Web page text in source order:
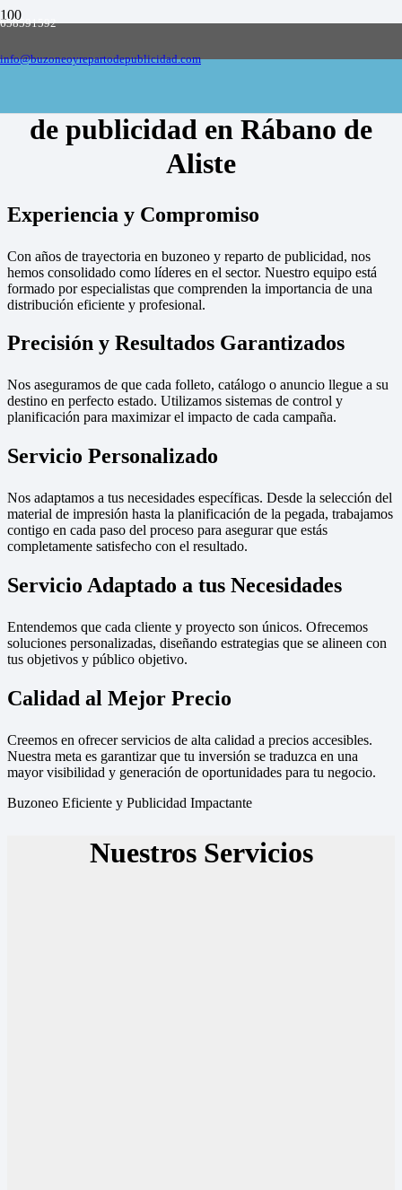
658591592
info@buzoneoyrepartodepublicidad.com
Empresa de buzoneo y reparto de publicidad
de publicidad en Rábano de
Aliste
Experiencia y Compromiso
Con años de trayectoria en buzoneo y reparto de publicidad, nos
hemos consolidado como líderes en el sector. Nuestro equipo está
formado por especialistas que comprenden la importancia de una
distribución eficiente y profesional.
Precisión y Resultados Garantizados
Nos aseguramos de que cada folleto, catálogo o anuncio llegue a su
destino en perfecto estado. Utilizamos sistemas de control y
planificación para maximizar el impacto de cada campaña.
Servicio Personalizado
Nos adaptamos a tus necesidades específicas. Desde la selección del
material de impresión hasta la planificación de la pegada, trabajamos
contigo en cada paso del proceso para asegurar que estás
completamente satisfecho con el resultado.
Servicio Adaptado a tus Necesidades
Entendemos que cada cliente y proyecto son únicos. Ofrecemos
soluciones personalizadas, diseñando estrategias que se alineen con
tus objetivos y público objetivo.
Calidad al Mejor Precio
Creemos en ofrecer servicios de alta calidad a precios accesibles.
Nuestra meta es garantizar que tu inversión se traduzca en una
mayor visibilidad y generación de oportunidades para tu negocio.
Buzoneo Eficiente y Publicidad Impactante
Nuestros Servicios